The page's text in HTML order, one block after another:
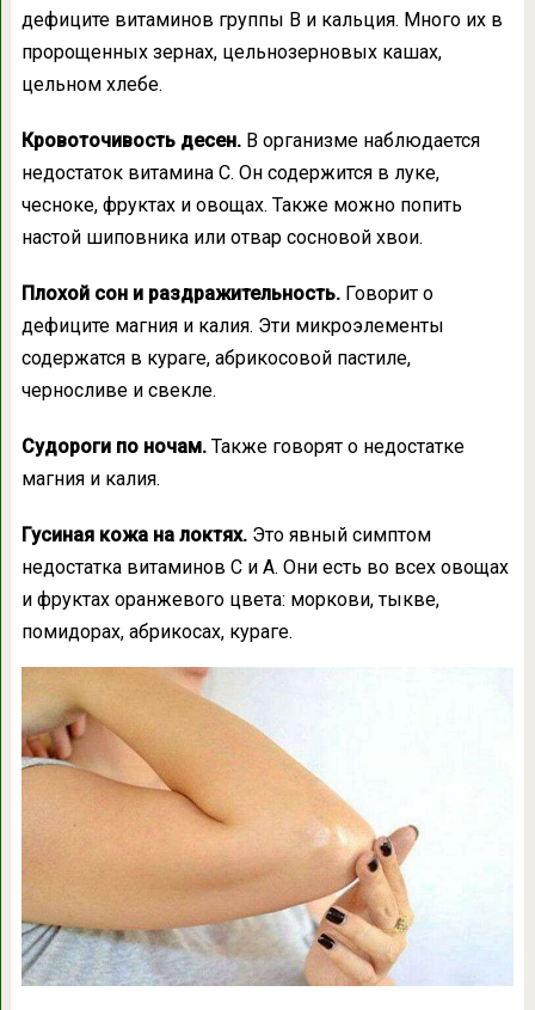
дефиците витаминов группы В и кальция. Много их в
пророщенных зернах, цельнозерновых кашах,
цельном хлебе.
Кровоточивость десен. В организме наблюдается
недостаток витамина С. Он содержится в луке,
чесноке, фруктах и овощах. Также можно попить
настой шиповника или отвар сосновой хвои.
Плохой сон и раздражительность. Говорит о
дефиците магния и калия. Эти микроэлементы
содержатся в кураге, абрикосовой пастиле,
черносливе и свекле.
Судороги по ночам. Также говорят о недостатке
магния и калия.
Гусиная кожа на локтях. Это явный симптом
недостатка витаминов С и А. Они есть во всех овощах
и фруктах оранжевого цвета: моркови, тыкве,
помидорах, абрикосах, кураге.